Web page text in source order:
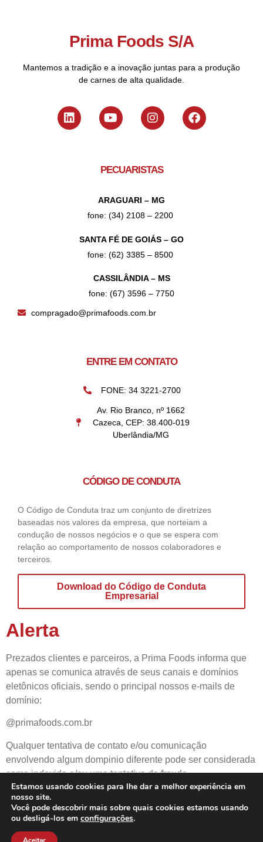
Prima Foods S/A
Mantemos a tradição e a inovação juntas para a produção
de carnes de alta qualidade.
PECUARISTAS
ARAGUARI – MG
fone: (34) 2108 – 2200
SANTA FÉ DE GOIÁS – GO
fone: (62) 3385 – 8500
CASSILÂNDIA – MS
fone: (67) 3596 – 7750
compragado@primafoods.com.br
ENTRE EM CONTATO
FONE: 34 3221-2700
Av. Rio Branco, nº 1662
Cazeca, CEP: 38.400-019
Uberlândia/MG
CÓDIGO DE CONDUTA
O Código de Conduta traz um conjunto de diretrizes
baseadas nos valores da empresa, que norteiam a
condução de nossos negócios e o que se espera com
relação ao comportamento de nossos colaboradores e
terceiros.
Download do Código de Conduta
Empresarial
Alerta
Prezados clientes e parceiros, a Prima Foods informa que
apenas se comunica através de seus canais e domínios
eletônicos oficiais, sendo o principal nossos e-mails de
domínio:
@primafoods.com.br
Qualquer tentativa de contato e/ou comunicação
envolvendo algum dompinio diferente pode ser considerada
como indevida e/ou uma tentativa de fraude.
© 2022 – Prima Foods S.A. –
Estamos usando cookies para lhe dar a melhor experiência em
nosso site.
Você pode descobrir mais sobre quais cookies estamos usando
ou desligá-los em configurações.